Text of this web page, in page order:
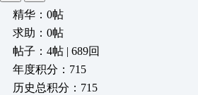
精华：0帖
求助：0帖
帖子：4帖 | 689回
年度积分：715
历史总积分：715